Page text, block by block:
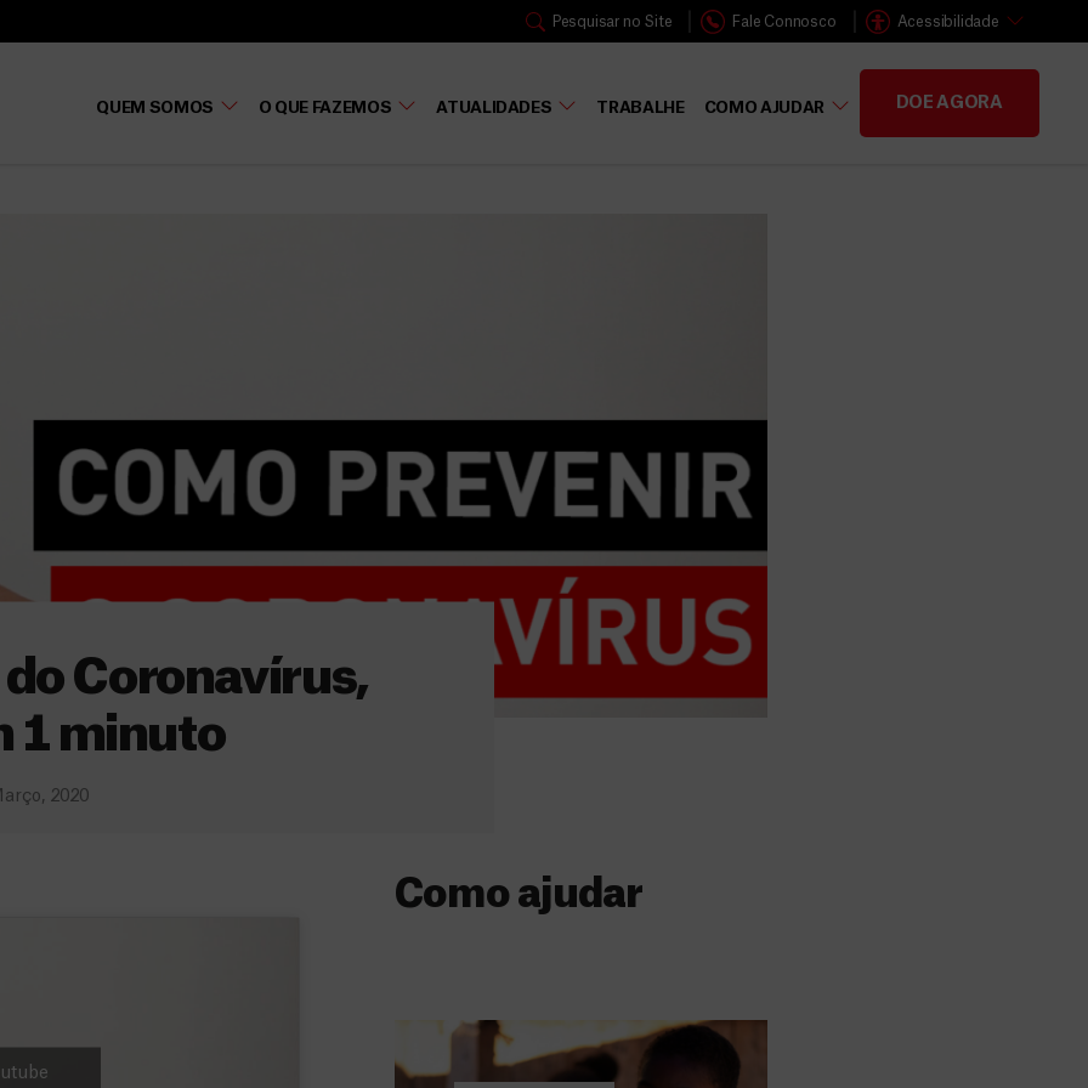
Pesquisar no Site Fale Connosco Acessibilidade
QUEM SOMOS O QUE FAZEMOS ATUALIDADES TRABALHE COMO AJUDAR DOE AGORA
Coronavírus,
1 minuto
2020
Como ajudar
ajuda-nos a levar cuidados médicos
a quem mais precisa.